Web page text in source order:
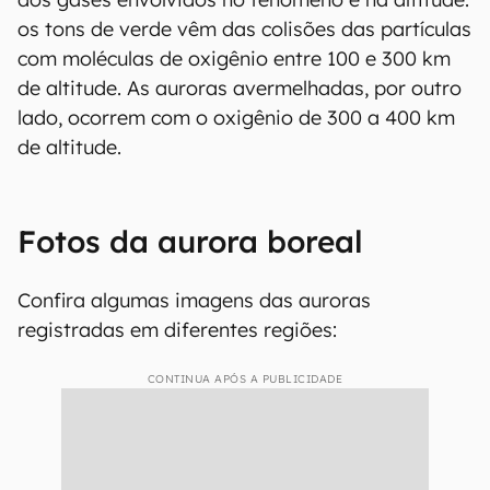
os tons de verde vêm das colisões das partículas
com moléculas de oxigênio entre 100 e 300 km
de altitude. As auroras avermelhadas, por outro
lado, ocorrem com o oxigênio de 300 a 400 km
de altitude.
Fotos da aurora boreal
Confira algumas imagens das auroras
registradas em diferentes regiões:
CONTINUA APÓS A PUBLICIDADE